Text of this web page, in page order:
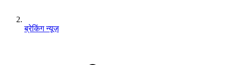
ब्रेकिंग न्यूज़